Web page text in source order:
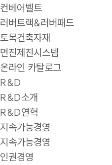
컨베어벨트
러버트랙&러버패드
토목건축자재
면진제진시스템
온라인 카탈로그
R&D
R&D소개
R&D연혁
지속가능경영
지속가능경영
인권경영